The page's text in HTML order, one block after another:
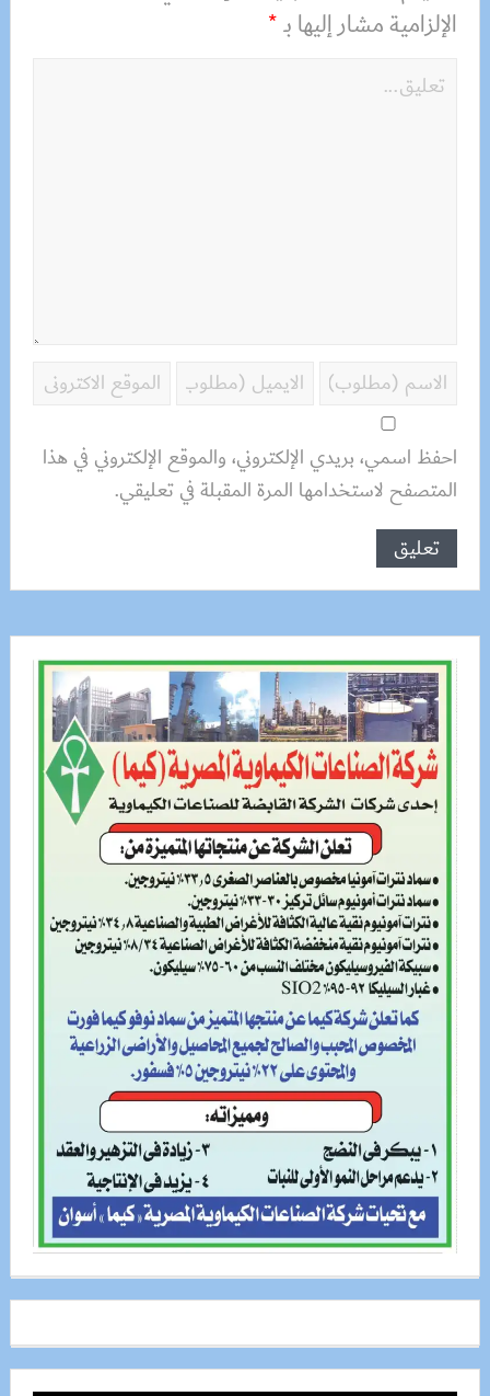
الإلزامية مشار إليها بـ*
احفظ اسمي، بريدي الإلكتروني، والموقع الإلكتروني في هذا
المتصفح لاستخدامها المرة المقبلة في تعليقي.